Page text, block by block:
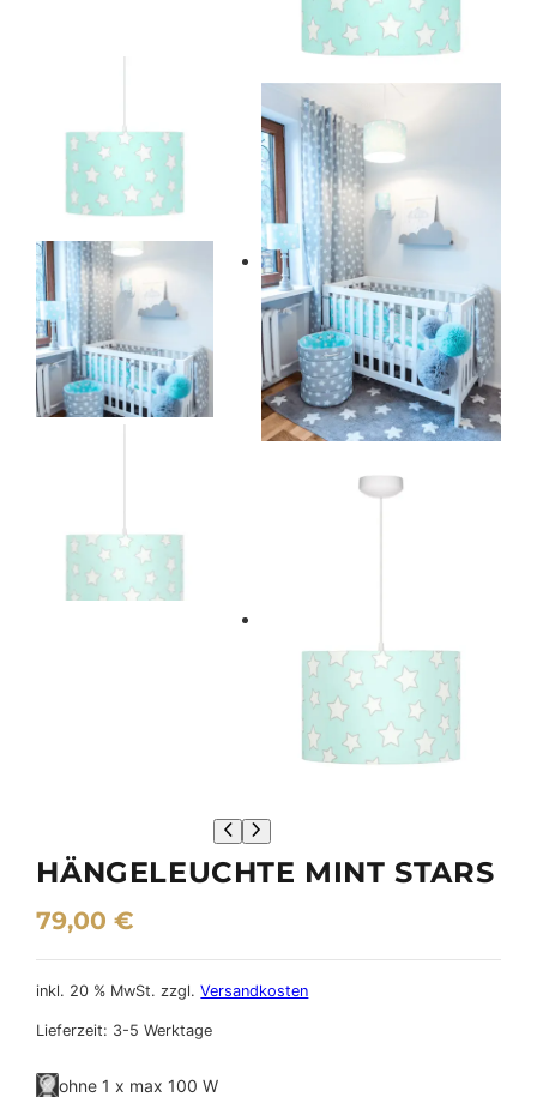
HÄNGELEUCHTE MINT STARS
79,00€
inkl. 20 % MwSt. zzgl.Versandkosten
Lieferzeit: 3-5 Werktage
ohne 1 x max 100 W